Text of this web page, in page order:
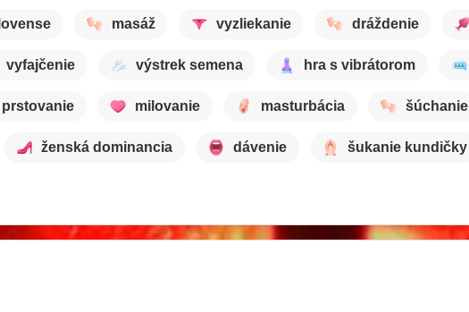
lovense masáž vyzliekanie dráždenie
vyfajčenie výstrek semena hra s vibrátorom
prstovanie milovanie masturbácia šúchanie
ženská dominancia dávenie šukanie kundičky